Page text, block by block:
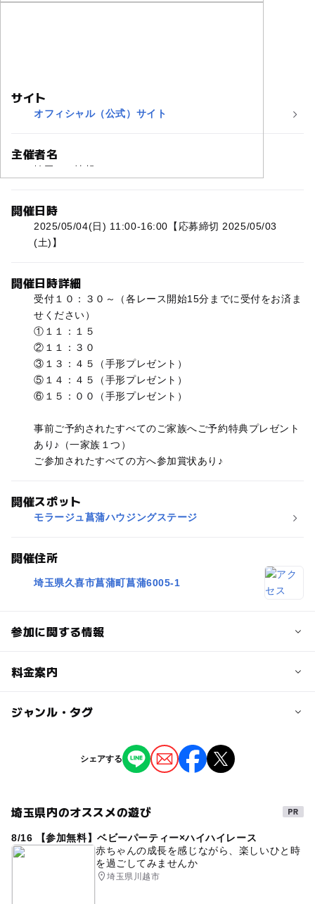
サイト
オフィシャル（公式）サイト
主催者名
埼玉ママ情報
開催日時
2025/05/04(日) 11:00-16:00【応募締切 2025/05/03
(土)】
開催日時詳細
受付１０：３０～（各レース開始15分までに受付をお済ま
せください）
①１１：１５
②１１：３０
③１３：４５（手形プレゼント）
⑤１４：４５（手形プレゼント）
⑥１５：００（手形プレゼント）
事前ご予約されたすべてのご家族へご予約特典プレゼント
あり♪（一家族１つ）
ご参加されたすべての方へ参加賞状あり♪
開催スポット
モラージュ菖蒲ハウジングステージ
開催住所
埼玉県久喜市菖蒲町菖蒲6005-1
参加に関する情報
対象年齢
最終応募締切 2025-5-3(土)
・ハイハイができる１歳２か月までの赤ちゃんが参加でき
ます。（お申込みできるのは、おひとり１会場１回まで。
ほか会場と重複しての申し込みができません）
・途中で歩行してしまった場合は、１位の対象にはなりま
料金案内
子供の料金
ジャンル・タグ
タグ
ハイハイレース 参加無料 プレゼントあり
ハイハイ GW 5月
シェアする
埼玉県内のオススメの遊び
8/16 【参加無料】ベビーパーティー×ハイハイレース
赤ちゃんの成長を感じながら、楽しいひと時
を過ごしてみませんか
埼玉県川越市